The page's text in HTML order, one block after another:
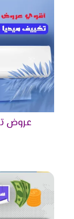
التميز
يحتوى
فى كل
وعدم
فى فصل
من
الكفاءة .
بكل
وهى
الكهرباء
ممكنة دون
عروض